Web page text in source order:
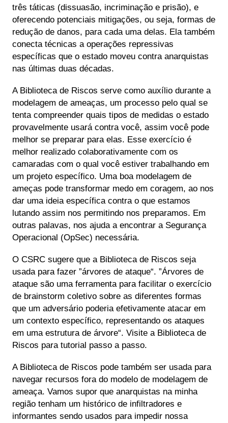
três táticas (dissuasão, incriminação e prisão), e
oferecendo potenciais mitigações, ou seja, formas de
redução de danos, para cada uma delas. Ela também
conecta técnicas a operações repressivas
específicas que o estado moveu contra anarquistas
nas últimas duas décadas.
A Biblioteca de Riscos serve como auxílio durante a
modelagem de ameaças, um processo pelo qual se
tenta compreender quais tipos de medidas o estado
provavelmente usará contra você, assim você pode
melhor se preparar para elas. Esse exercício é
melhor realizado colaborativamente com os
camaradas com o qual você estiver trabalhando em
um projeto específico. Uma boa modelagem de
ameças pode transformar medo em coragem, ao nos
dar uma ideia específica contra o que estamos
lutando assim nos permitindo nos preparamos. Em
outras palavas, nos ajuda a encontrar a Segurança
Operacional (OpSec) necessária.
O CSRC sugere que a Biblioteca de Riscos seja
usada para fazer ”árvores de ataque“. ”Árvores de
ataque são uma ferramenta para facilitar o exercício
de brainstorm coletivo sobre as diferentes formas
que um adversário poderia efetivamente atacar em
um contexto específico, representando os ataques
em uma estrutura de árvore“. Visite a Biblioteca de
Riscos para tutorial passo a passo.
A Biblioteca de Riscos pode também ser usada para
navegar recursos fora do modelo de modelagem de
ameaça. Vamos supor que anarquistas na minha
região tenham um histórico de infiltradores e
informantes sendo usados para impedir nossa